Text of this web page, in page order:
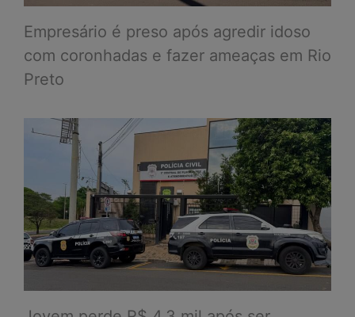
Empresário é preso após agredir idoso
com coronhadas e fazer ameaças em Rio
Preto